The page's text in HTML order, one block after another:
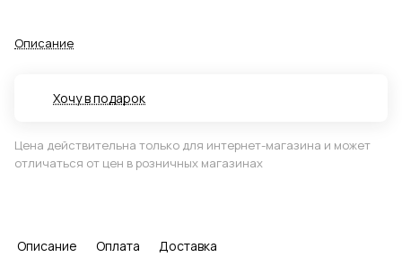
Описание
Хочу в подарок
Цена действительна только для интернет-магазина и может
отличаться от цен в розничных магазинах
Описание Оплата Доставка